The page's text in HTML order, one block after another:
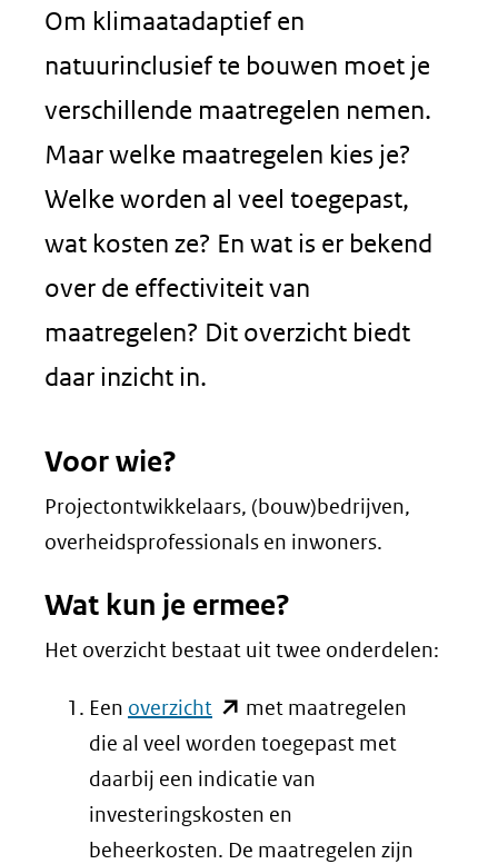
Om klimaatadaptief en
natuurinclusief te bouwen moet je
verschillende maatregelen nemen.
Maar welke maatregelen kies je?
Welke worden al veel toegepast,
wat kosten ze? En wat is er bekend
over de effectiviteit van
maatregelen? Dit overzicht biedt
daar inzicht in.
Voor wie?
Projectontwikkelaars, (bouw)bedrijven,
overheidsprofessionals en inwoners.
Wat kun je ermee?
Het overzicht bestaat uit twee onderdelen:
Een overzicht (opent
in
nieuw
venster)
(verwijst
met maatregelen
die al veel worden toegepast met
daarbij een indicatie van
investeringskosten en
beheerkosten. De maatregelen zijn